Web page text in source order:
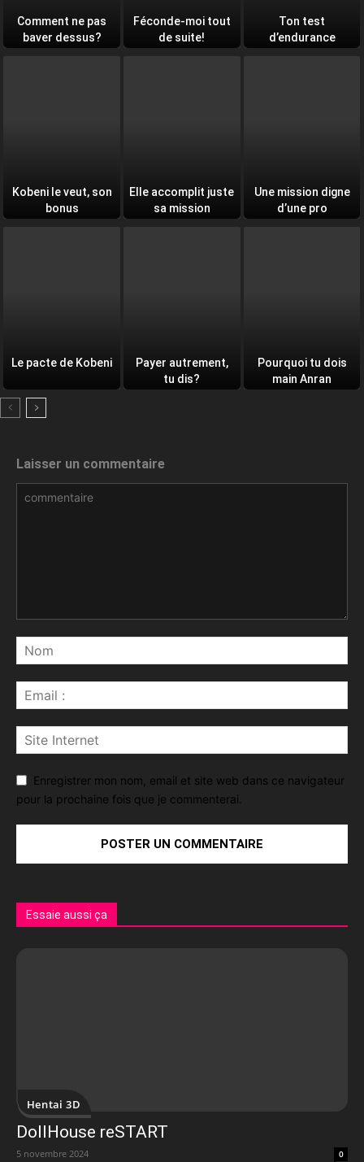
Comment ne pas
baver dessus?
Féconde-moi tout
de suite!
Ton test
d’endurance
Kobeni le veut, son
bonus
Elle accomplit juste
sa mission
Une mission digne
d’une pro
Le pacte de Kobeni
Payer autrement,
tu dis?
Pourquoi tu dois
main Anran
Laisser un commentaire
Enregistrer mon nom, email et site web dans ce navigateur
pour la prochaine fois que je commenterai.
Essaie aussi ça
Hentai 3D
DollHouse reSTART
5 novembre 2024 0